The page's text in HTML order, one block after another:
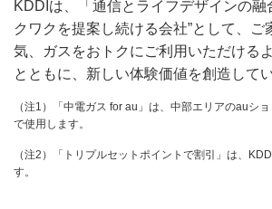
KDDIは、「通信とライフデザインの融
クワクを提案し続ける会社”として、ご
気、ガスをおトクにご利用いただける
とともに、新しい体験価値を創造して
（注1）「中電ガス for au」は、中部エリアのauシ
で使用します。
（注2）「トリプルセットポイントで割引」は、
す。